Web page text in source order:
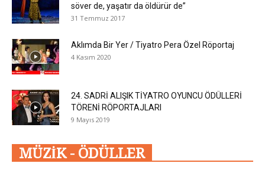
söver de, yaşatır da öldürür de”
31 Temmuz 2017
Aklımda Bir Yer / Tiyatro Pera Özel Röportaj
4 Kasım 2020
24. SADRİ ALIŞIK TİYATRO OYUNCU ÖDÜLLERİ
TÖRENİ RÖPORTAJLARI
9 Mayıs 2019
MÜZİK - ÖDÜLLER